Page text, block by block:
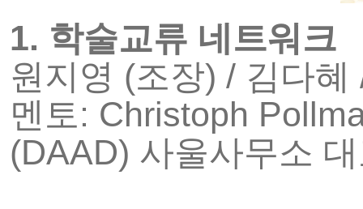
1. 학술교류 네트워크
원지영 (조장) / 김다혜
멘토: Christoph
(DAAD) 사울사무소